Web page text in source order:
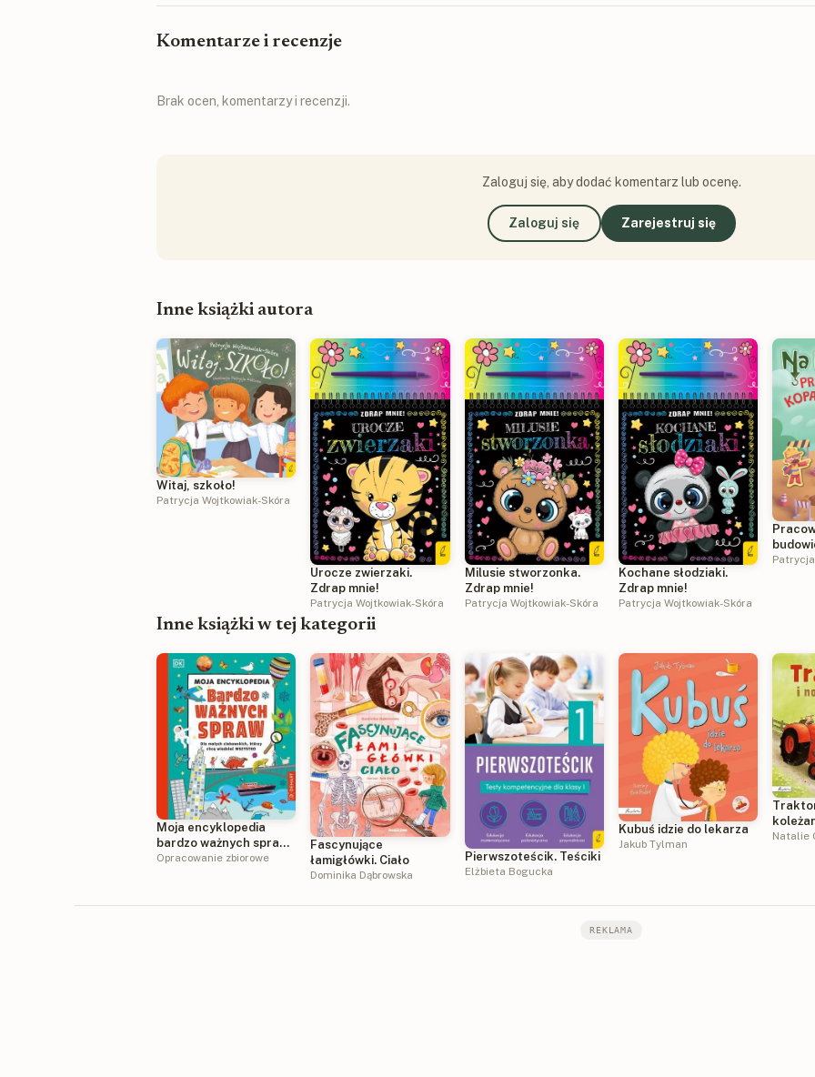
Komentarze i recenzje
Brak ocen, komentarzy i recenzji.
Zaloguj się, aby dodać komentarz lub ocenę.
Zaloguj się Zarejestruj się
Inne książki autora
Witaj, szkoło!
Patrycja Wojtkowiak-Skóra
Urocze zwierzaki.
Zdrap mnie!
Patrycja Wojtkowiak-Skóra
Milusie stworzonka.
Zdrap mnie!
Patrycja Wojtkowiak-Skóra
Kochane słodziaki.
Zdrap mnie!
Patrycja Wojtkowiak-Skóra
Inne książki w tej kategorii
Moja encyklopedia
bardzo ważnych spraw.
Dla małych
Opracowanie zbiorowe
Fascynujące
łamigłówki. Ciało
Dominika Dąbrowska
Pierwszoteścik. Teściki
Elżbieta Bogucka
Kubuś idzie do lekarza
Jakub Tylman
Natalie
REKLAMA